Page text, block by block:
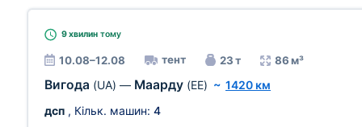
9 хвилин тому
10.08–12.08 тент 23 т 86 м³
Вигода (UA) — Маарду (EE) ~ 1420 км
дсп , Кільк. машин: 4